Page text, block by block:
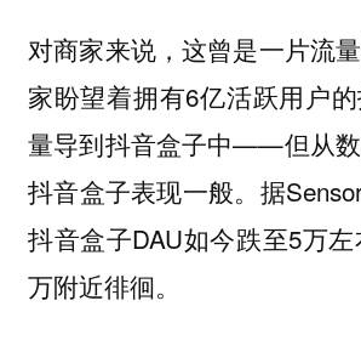
对商家来说，这曾是一片流
家盼望着拥有6亿活跃用户
量导到抖音盒子中——但从数
抖音盒子表现一般。据
抖音盒子DAU如今跌至5万
万附近徘徊。